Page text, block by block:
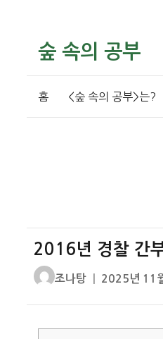
숲 속의 공부
홈 <숲 속의 공부>는?
2016년 경찰 간
글
조나탕
작
자
2025년 11